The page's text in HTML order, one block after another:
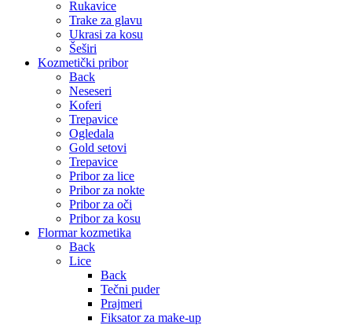
Rukavice
Trake za glavu
Ukrasi za kosu
Šeširi
Kozmetički pribor
Back
Neseseri
Koferi
Trepavice
Ogledala
Gold setovi
Trepavice
Pribor za lice
Pribor za nokte
Pribor za oči
Pribor za kosu
Flormar kozmetika
Back
Lice
Back
Tečni puder
Prajmeri
Fiksator za make-up